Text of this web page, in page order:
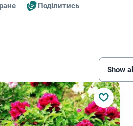
Поділитись
Show all